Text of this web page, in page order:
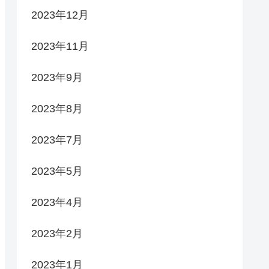
2023年12月
2023年11月
2023年9月
2023年8月
2023年7月
2023年5月
2023年4月
2023年2月
2023年1月